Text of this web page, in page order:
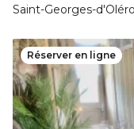
Saint-Georges-
Réserver en ligne